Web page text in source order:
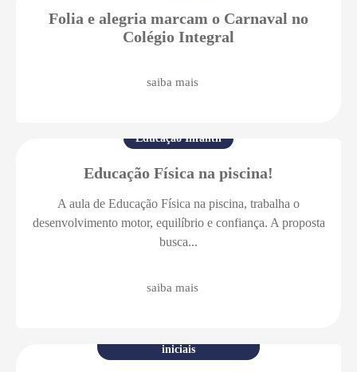
Folia e alegria marcam o Carnaval no
Colégio Integral
saiba mais
Educação Infantil
Educação Física na piscina!
A aula de Educação Física na piscina, trabalha o
desenvolvimento motor, equilíbrio e confiança. A proposta
busca...
saiba mais
iniciais